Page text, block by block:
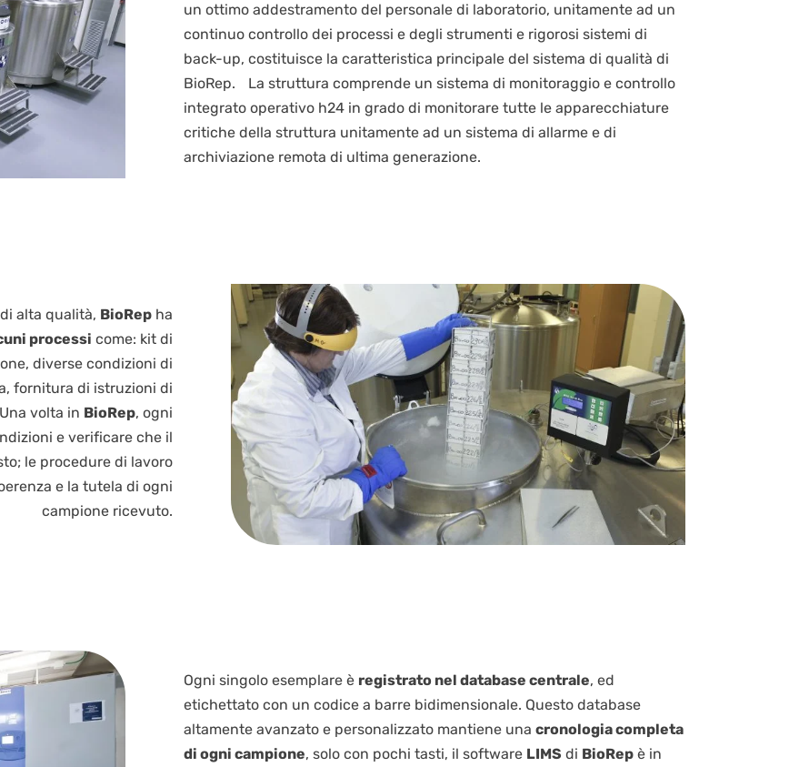
un ottimo addestramento del personale di laboratorio, unitamente ad un
continuo controllo dei processi e degli strumenti e rigorosi sistemi di
back-up, costituisce la caratteristica principale del sistema di qualità di
BioRep. La struttura comprende un sistema di monitoraggio e controllo
integrato operativo h24 in grado di monitorare tutte le apparecchiature
critiche della struttura unitamente ad un sistema di allarme e di
archiviazione remota di ultima generazione.
alta qualità, BioRepha
processi come: kit di
diverse condizioni di
fornitura di istruzioni di
volta in BioRep, ogni
e verificare che il
le procedure di lavoro
e la tutela di ogni
campione ricevuto.
Ogni singolo esemplare è registrato nel database centrale, ed
etichettato con un codice a barre bidimensionale. Questo database
altamente avanzato e personalizzato mantiene unacronologia completa
di ogni campione, solo con pochi tasti, il software LIMS di BioRep è in